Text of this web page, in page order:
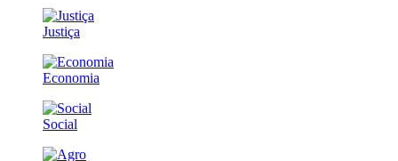
Justiça
Economia
Social